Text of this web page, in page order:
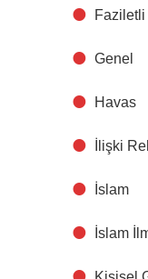
Genel
Havas
İlişki
İslam
İslam